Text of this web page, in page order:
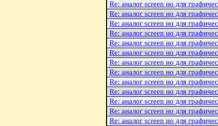
Re: аналог screen но для
Re: аналог screen но для
Re: аналог screen но для
Re: аналог screen но для
Re: аналог screen но для
Re: аналог screen но для
Re: аналог screen но для
Re: аналог screen но для
Re: аналог screen но для
Re: аналог screen но для
Re: аналог screen но для
Re: аналог screen но для
Re: аналог screen но для